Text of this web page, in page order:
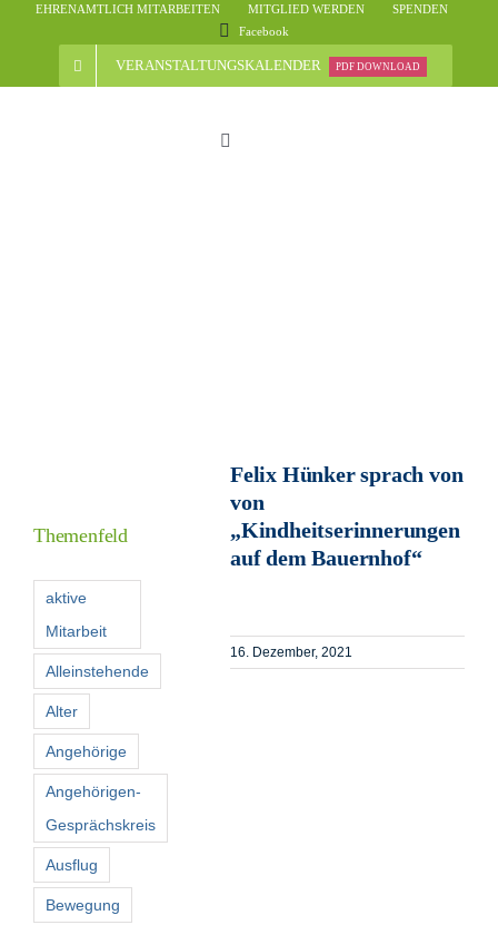
EHRENAMTLICH MITARBEITEN MITGLIED WERDEN
SPENDEN
Facebook
VERANSTALTUNGSKALENDER PDF DOWNLOAD
Toggle
Förderer
Kontakt
Felix Hünker sprach von
von
„Kindheitserinnerungen
auf dem Bauernhof“
16. Dezember, 2021
Themenfeld
aktive
Mitarbeit
Alleinstehende
Alter
Angehörige
Angehörigen-
Gesprächskreis
Ausflug
Bewegung